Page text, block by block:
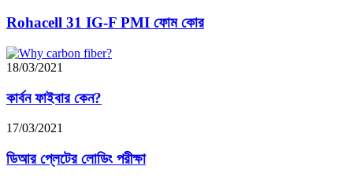
Rohacell 31 IG-F PMI ফোম কোর
18/03/2021
কার্বন ফাইবার কেন?
17/03/2021
ডিআর প্লেটের লোডিং পরীক্ষা